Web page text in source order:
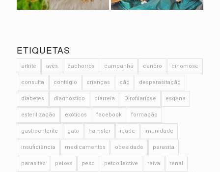
ETIQUETAS
artrite aves cachorros campanha cancro cinomose
consulta contágio crianças cão desparasitação
diabetes diagnóstico diarreia Dirofilariose esgana
esterilização exóticos facebook formação
gastroenterite gato hamster idade imunidade
insuficiência medicamentos obesidade parasita
parasitas peixes peso petcollective raiva renal